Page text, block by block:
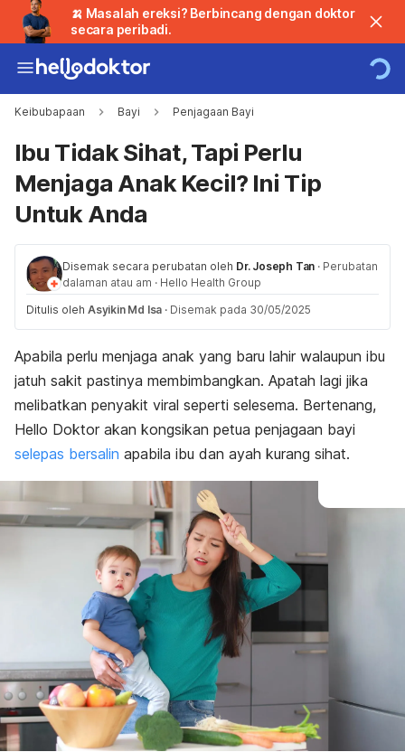
🍌 Masalah ereksi? Berbincang dengan doktor
secara peribadi.
Keibubapaan Bayi Penjagaan Bayi
Ibu Tidak Sihat, Tapi Perlu
Menjaga Anak Kecil? Ini Tip
Untuk Anda
Disemak secara perubatan oleh Dr. Joseph Tan · Perubatan
dalaman atau am · Hello Health Group
Ditulis oleh Asyikin Md Isa · Disemak pada 30/05/2025
Apabila perlu menjaga anak yang baru lahir walaupun ibu
jatuh sakit pastinya membimbangkan. Apatah lagi jika
melibatkan penyakit viral seperti selesema. Bertenang,
Hello Doktor akan kongsikan petua penjagaan bayi
selepas bersalin apabila ibu dan ayah kurang sihat.